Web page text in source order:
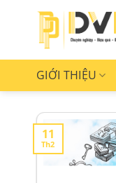
dung
GIỚI THIỆU
11
Th2